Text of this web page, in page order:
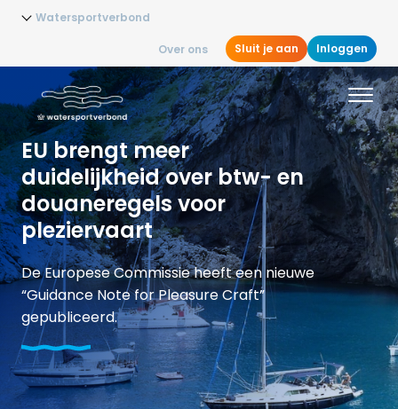
Watersportverbond
Over ons Sluit je aan Inloggen
EU brengt meer
duidelijkheid over btw- en
douaneregels voor
pleziervaart
De Europese Commissie heeft een nieuwe
“Guidance Note for Pleasure Craft”
gepubliceerd.